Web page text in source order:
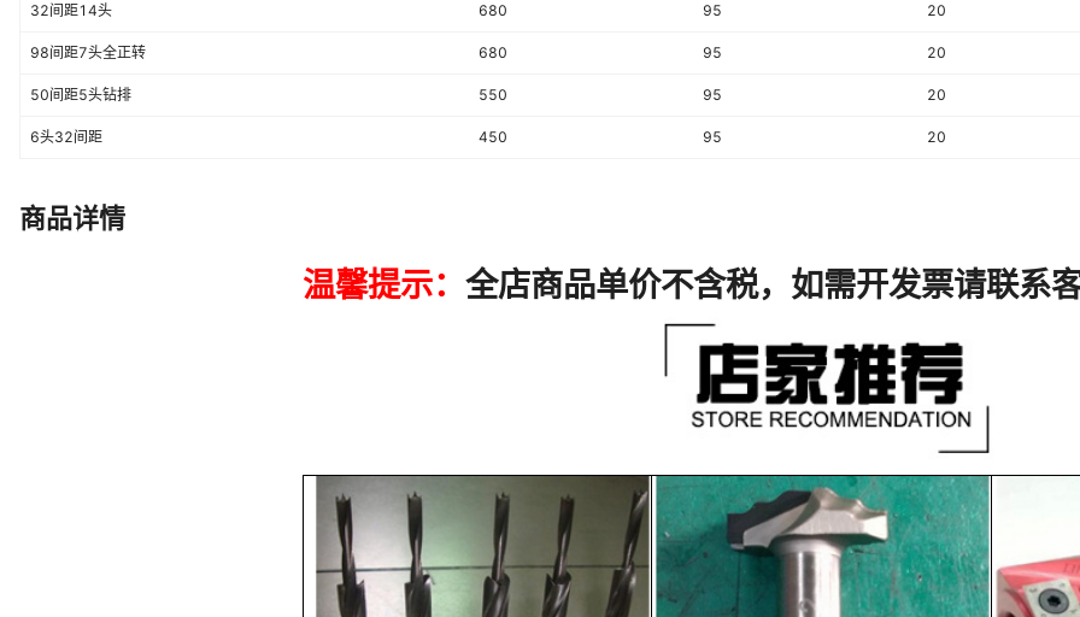
32间距14头 680 95 20
98间距7头全正转 680 95 20
50间距5头钻排 550 95 20
6头32间距 450 95 20
商品详情